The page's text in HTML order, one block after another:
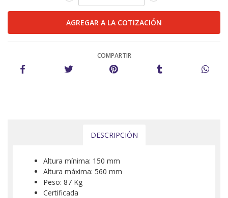
COMPARTIR
DESCRIPCIÓN
Altura mínima: 150 mm
Altura máxima: 560 mm
Peso: 87 Kg
Certificada